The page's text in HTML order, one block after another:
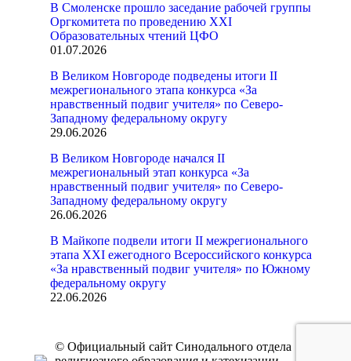
В Смоленске прошло заседание рабочей группы
Оргкомитета по проведению XXI
Образовательных чтений ЦФО
01.07.2026
В Великом Новгороде подведены итоги II
межрегионального этапа конкурса «За
нравственный подвиг учителя» по Северо-
Западному федеральному округу
29.06.2026
В Великом Новгороде начался II
межрегиональный этап конкурса «За
нравственный подвиг учителя» по Северо-
Западному федеральному округу
26.06.2026
В Майкопе подвели итоги II межрегионального
этапа XXI ежегодного Всероссийского конкурса
«За нравственный подвиг учителя» по Южному
федеральному округу
22.06.2026
© Официальный сайт Синодального отдела